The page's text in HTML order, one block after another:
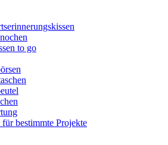
to go
für bestimmte Projekte